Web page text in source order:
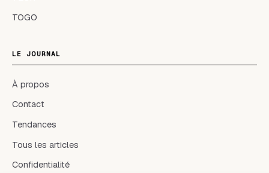
TOGO
LE JOURNAL
À propos
Contact
Tendances
Tous les articles
Confidentialité